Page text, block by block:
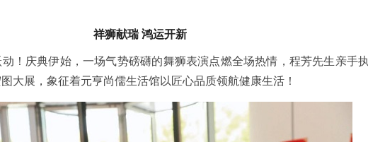
祥狮献瑞 鸿运开新
！庆典伊始，一场气势磅礴的舞狮表演点燃全场热情，程芳先生亲手执
大展，象征着元亨尚儒生活馆以匠心品质领航健康生活！